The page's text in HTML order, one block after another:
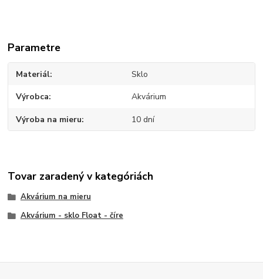
Parametre
Materiál Sklo
Výrobca Akvárium
Výroba na mieru 10 dní
Tovar zaradený v kategóriách
Akvárium na mieru
Akvárium - sklo Float - číre